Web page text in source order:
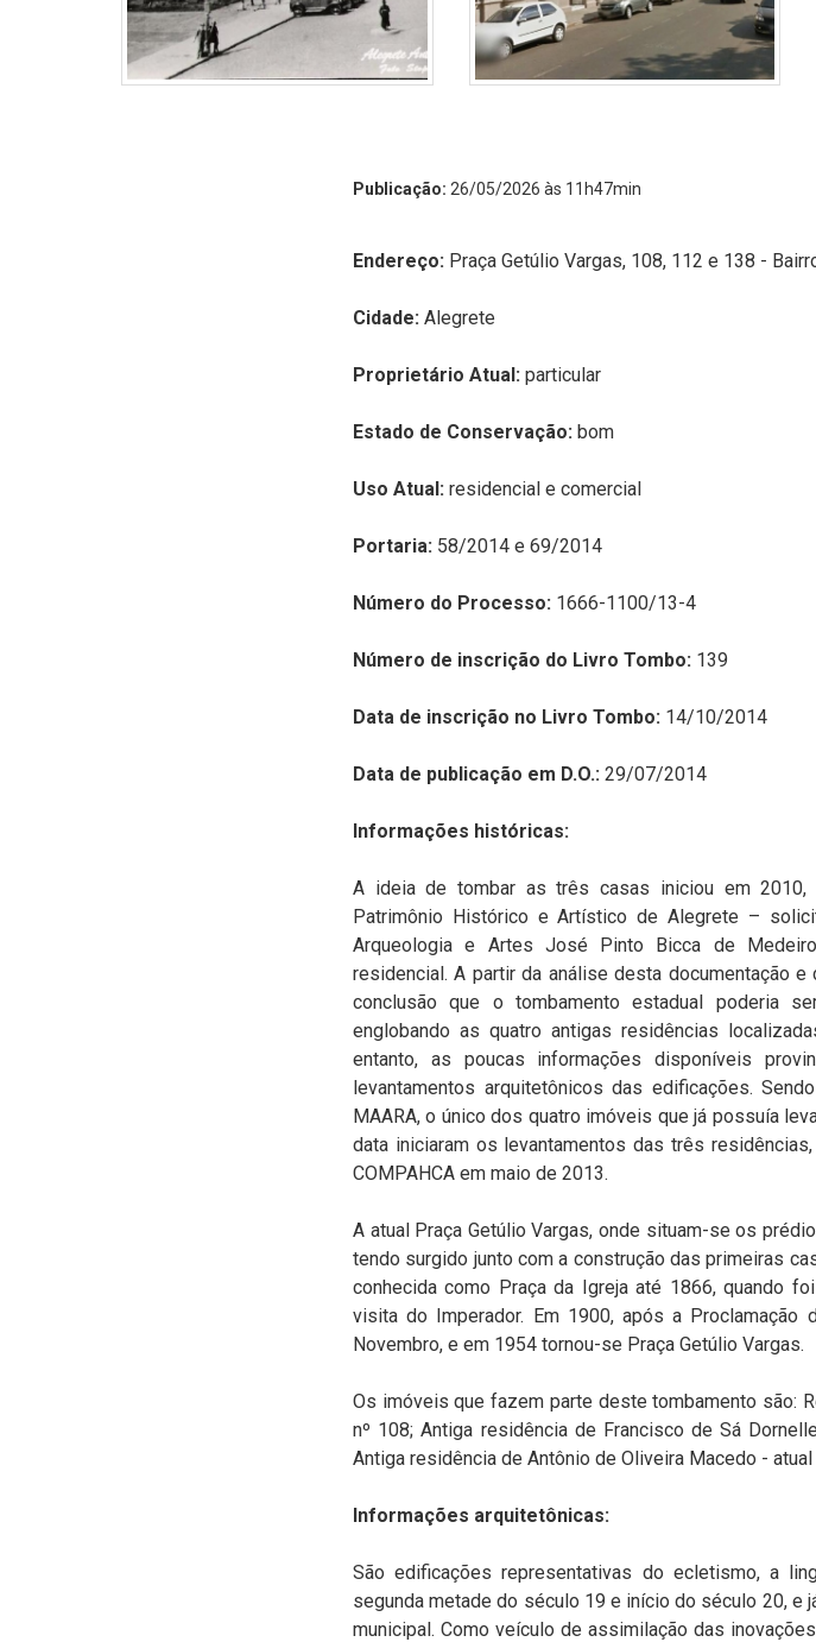
Publicação: 26/05/2026 às 11h47min
Endereço: Praça Getúlio Vargas, 108, 112 e 138 -
Cidade: Alegrete
Proprietário Atual: particular
Estado de Conservação: bom
Uso Atual: residencial e comercial
Portaria: 58/2014 e 69/2014
Número do Processo: 1666-1100/13-4
Número de inscrição do Livro Tombo: 139
Data de inscrição no Livro Tombo: 14/10/2014
Data de publicação em D.O.: 29/07/2014
Informações históricas:
A ideia de tombar as três casas iniciou em 2010,
Patrimônio Histórico e Artístico de Alegrete –
Arqueologia e Artes José Pinto Bicca de
residencial. A partir da análise desta documentação
conclusão que o tombamento estadual poderia
englobando as quatro antigas residências
entanto, as poucas informações disponíveis
levantamentos arquitetônicos das edificações.
MAARA, o único dos quatro imóveis que já possuía
data iniciaram os levantamentos das três
COMPAHCA em maio de 2013.
A atual Praça Getúlio Vargas, onde situam-se os
tendo surgido junto com a construção das primeiras
conhecida como Praça da Igreja até 1866, quando
visita do Imperador. Em 1900, após a Proclamação
Novembro, e em 1954 tornou-se Praça Getúlio Vargas.
Os imóveis que fazem parte deste tombamento são:
nº 108; Antiga residência de Francisco de Sá
Antiga residência de Antônio de Oliveira Macedo -
Informações arquitetônicas:
São edificações representativas do ecletismo, a
segunda metade do século 19 e início do século 20, e
municipal. Como veículo de assimilação das